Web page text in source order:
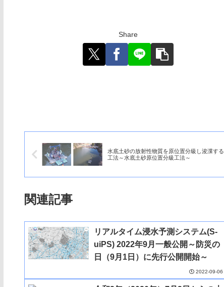
Share
水底土砂の放射性物質を原位置分級し浚渫する
工法～水底土砂原位置分級工法～
関連記事
リアルタイム浸水予測システム(S-
uiPS) 2022年9月一般公開～防災の
日（9月1日）に先行公開開始～
2022-09-06